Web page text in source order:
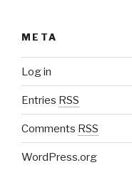
META
Log in
Entries RSS
Comments RSS
WordPress.org